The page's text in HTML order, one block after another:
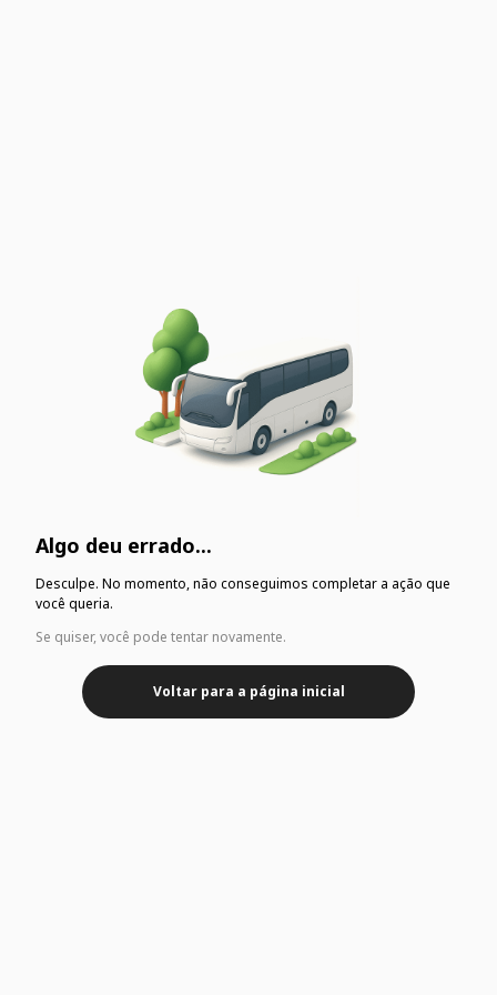
Algo deu errado...
Desculpe. No momento, não conseguimos completar a ação que
você queria.
Se quiser, você pode tentar novamente.
Voltar para a página inicial